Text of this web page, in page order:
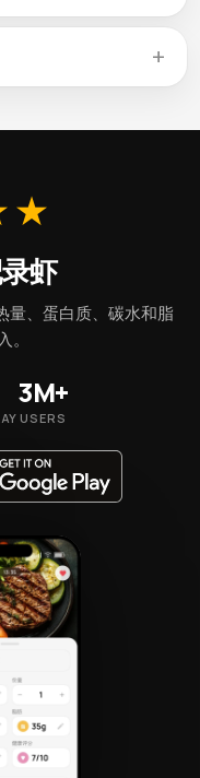
式——它们不额外添加
100g。应避免油
虾
量、蛋白质、碳水和脂
3M+
USERS